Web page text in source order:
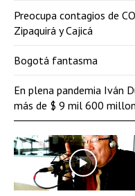
Preocupa contagios de
Zipaquirá y Cajicá
Bogotá fantasma
En plena pandemia Iván
más de $ 9 mil 600